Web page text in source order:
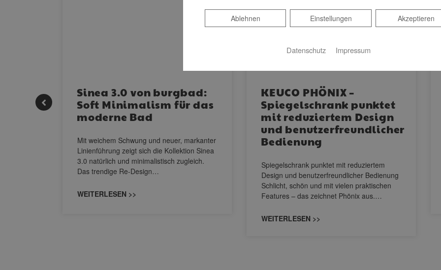
Sinea 3.0 von burgbad:
Soft Minimalism für das
moderne Bad
Mit weichem Schwung und neuer, markanter
Linienführung zeigt sich die Kollektion Sinea
3.0 natürlich und minimalistisch zugleich.
Das trendige Re-Design…
WEITERLESEN >>
KEUCO PHÖNIX –
Spiegelschrank punktet
mit reduziertem Design
und benutzerfreundlicher
Bedienung
Spiegelschrank punktet mit reduziertem
Design und benutzerfreundlicher Bedienung
Schlicht, schön und mit vielen praktischen
Features – das zeichnet Phönix aus.…
WEITERLESEN >>
Akzeptieren
Einstellungen
Ablehnen
Ablehnen
Datenschutz Impressum